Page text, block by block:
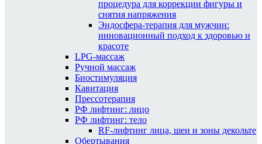
процедура для коррекции фигуры и
снятия напряжения
Эндосфера-терапия для мужчин:
инновационный подход к здоровью и
красоте
LPG-массаж
Ручной массаж
Биостимуляция
Кавитация
Прессотерапия
РФ лифтинг: лицо
РФ лифтинг: тело
RF-лифтинг лица, шеи и зоны декольте
Обертывания